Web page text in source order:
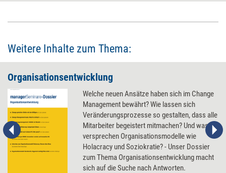
Weitere Inhalte zum Thema:
Organisationsentwicklung
Welche neuen Ansätze haben sich im Change
Management bewährt? Wie lassen sich
Veränderungsprozesse so gestalten, dass alle
Mitarbeiter begeistert mitmachen? Und was
versprechen Organisationsmodelle wie
Holacracy und Soziokratie? - Unser Dossier
zum Thema Organisationsentwicklung macht
sich auf die Suche nach Antworten.